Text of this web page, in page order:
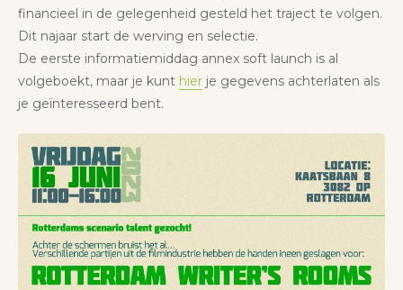
financieel in de gelegenheid gesteld het traject te volgen.
Dit najaar start de werving en selectie.
De eerste informatiemiddag annex soft launch is al
volgeboekt, maar je kunt hier je gegevens achterlaten als
je geïnteresseerd bent.